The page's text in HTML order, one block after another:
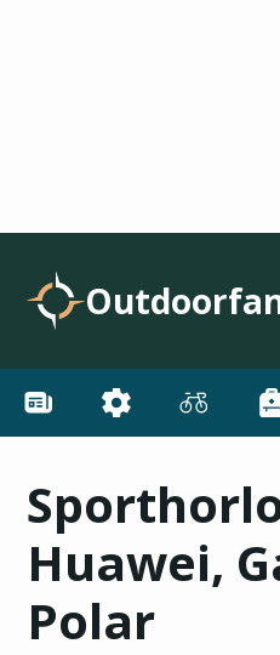
Huawei,
Polar